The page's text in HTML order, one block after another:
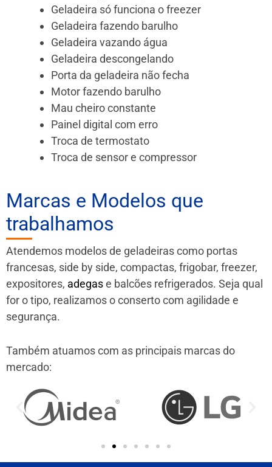
Geladeira só funciona o freezer
Geladeira fazendo barulho
Geladeira vazando água
Geladeira descongelando
Porta da geladeira não fecha
Motor fazendo barulho
Mau cheiro constante
Painel digital com erro
Troca de termostato
Troca de sensor e compressor
Marcas e Modelos que
trabalhamos
Atendemos modelos de geladeiras como portas
francesas, side by side, compactas, frigobar, freezer,
expositores, adegase balcões refrigerados. Seja qual
for o tipo, realizamos o conserto com agilidade e
segurança.
Também atuamos com as principais marcas do
mercado: